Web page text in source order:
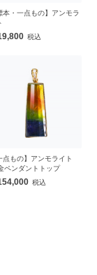
本・一点もの】アンモラ
点もの】アンモライト
ペンダントトップ